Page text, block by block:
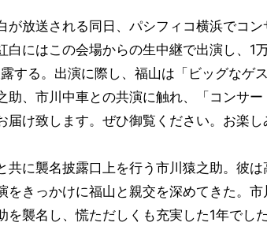
が放送される同日、パシフィコ横浜でコ
白にはこの会場からの生中継で出演し、
する。出演に際し、福山は「ビッグなゲ
助、市川中車との共演に触れ、「コンサ
届け致します。ぜひ御覧ください。お楽し
共に襲名披露口上を行う市川猿之助。彼
をきっかけに福山と親交を深めてきた。
を襲名し、慌ただしくも充実した1年でし